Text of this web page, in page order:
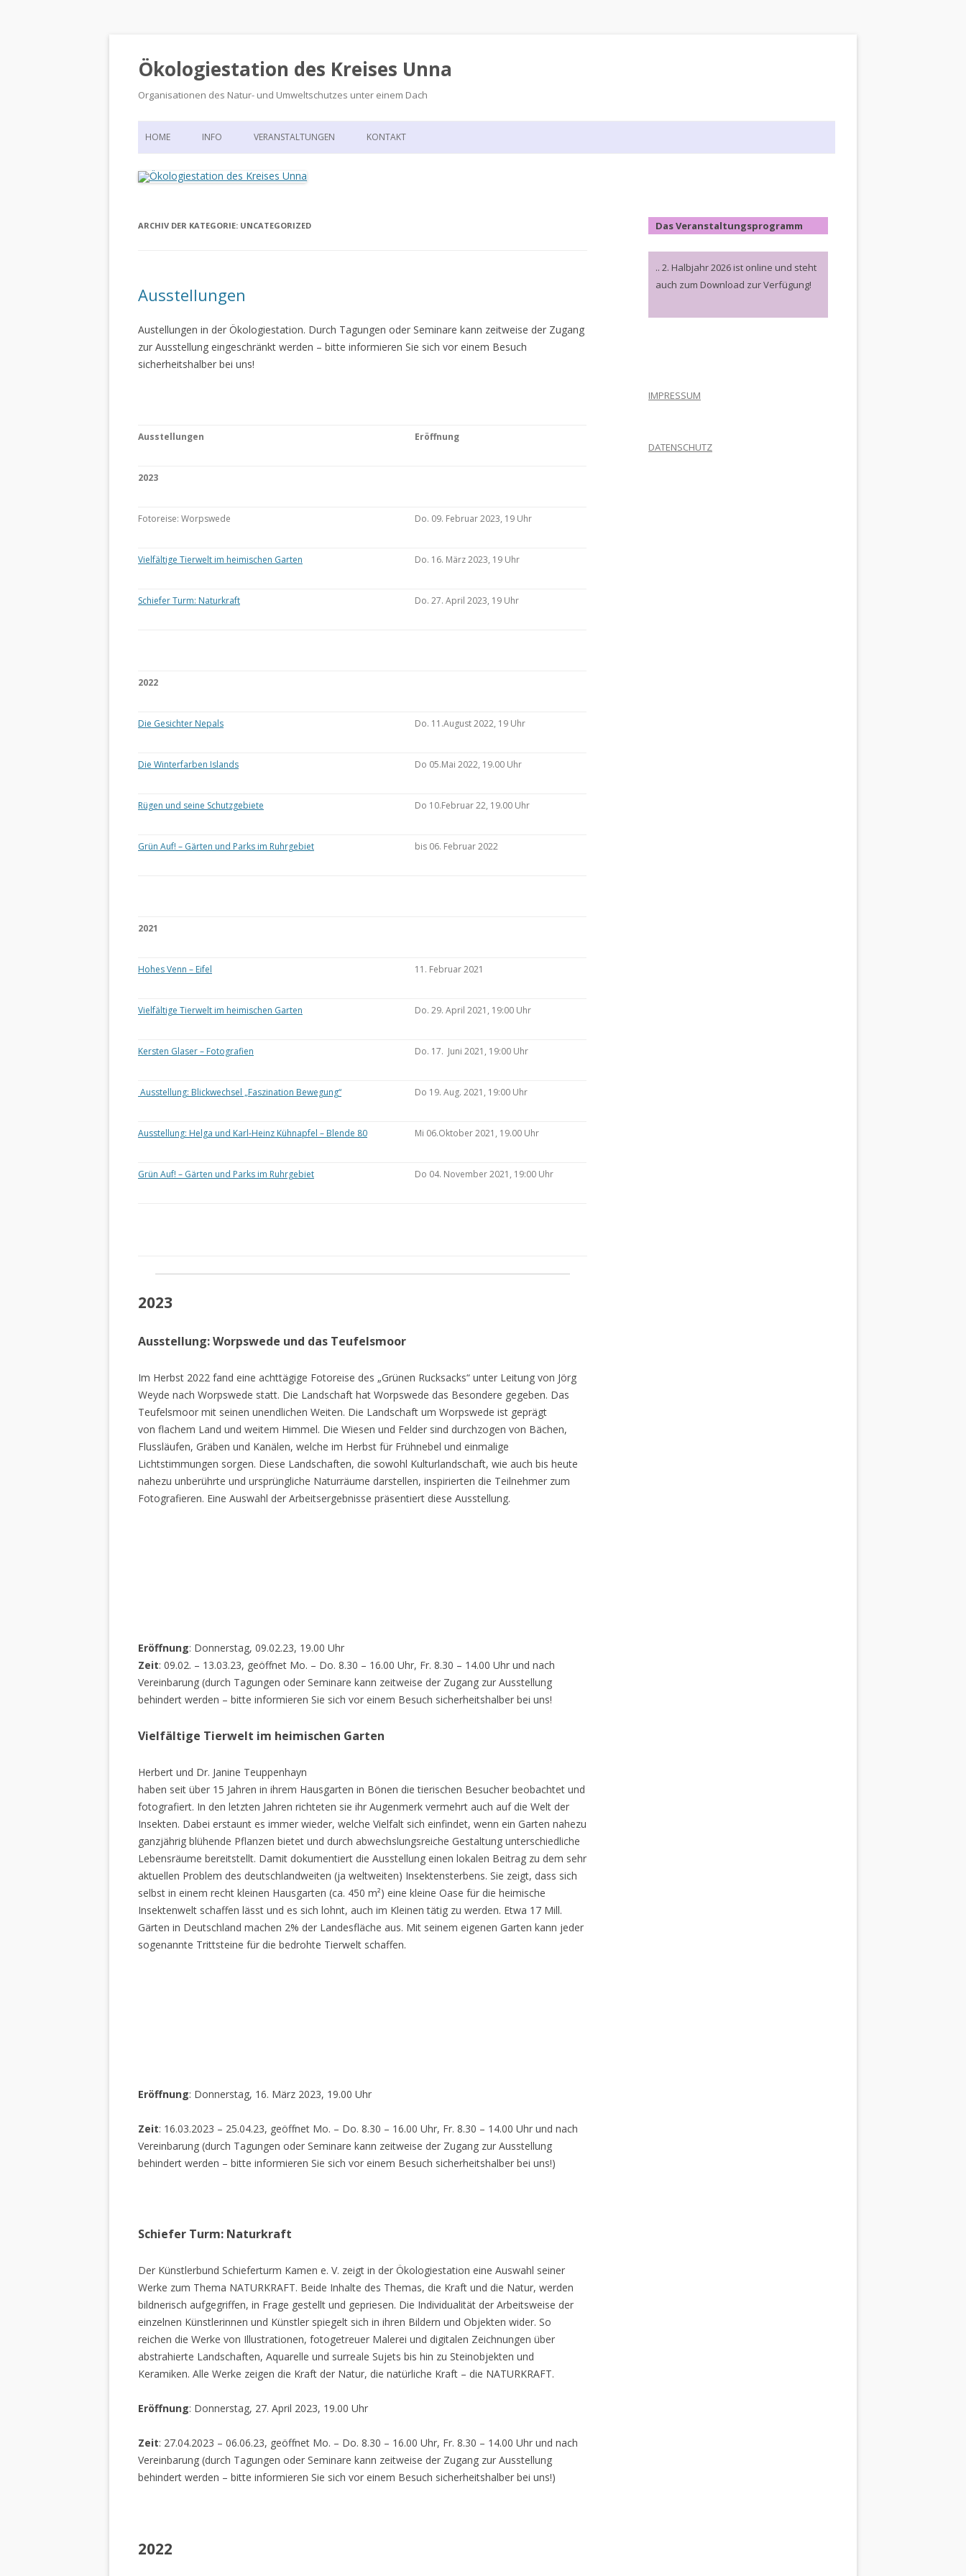
Ökologiestation des Kreises Unna
Organisationen des Natur- und Umweltschutzes unter einem Dach
Zum
HOME INFO VERANSTALTUNGEN KONTAKT
ARCHIV DER KATEGORIE: UNCATEGORIZED
Ausstellungen
Austellungen in der Ökologiestation. Durch Tagungen oder Seminare kann zeitweise der Zugang
zur Ausstellung eingeschränkt werden – bitte informieren Sie sich vor einem Besuch
sicherheitshalber bei uns!
Ausstellungen Eröffnung
2023
Fotoreise: Worpswede Do. 09. Februar 2023, 19 Uhr
Vielfältige Tierwelt im heimischen Garten Do. 16. März 2023, 19 Uhr
Schiefer Turm: Naturkraft Do. 27. April 2023, 19 Uhr
2022
Die Gesichter Nepals Do. 11.August 2022, 19 Uhr
Die Winterfarben Islands Do 05.Mai 2022, 19.00 Uhr
Rügen und seine Schutzgebiete Do 10.Februar 22, 19.00 Uhr
Grün Auf! – Gärten und Parks im Ruhrgebiet bis 06. Februar 2022
2021
Hohes Venn – Eifel 11. Februar 2021
Vielfältige Tierwelt im heimischen Garten Do. 29. April 2021, 19:00 Uhr
Kersten Glaser – Fotografien Do. 17. Juni 2021, 19:00 Uhr
Ausstellung: Blickwechsel „Faszination Bewegung“ Do 19. Aug. 2021, 19:00 Uhr
Ausstellung: Helga und Karl-Heinz Kühnapfel – Blende 80 Mi 06.Oktober 2021, 19.00 Uhr
Grün Auf! – Gärten und Parks im Ruhrgebiet Do 04. November 2021, 19:00 Uhr
2023
Ausstellung: Worpswede und das Teufelsmoor
Im Herbst 2022 fand eine achttägige Fotoreise des „Grünen Rucksacks“ unter Leitung von Jörg
Weyde nach Worpswede statt. Die Landschaft hat Worpswede das Besondere gegeben. Das
Teufelsmoor mit seinen unendlichen Weiten. Die Landschaft um Worpswede ist geprägt
von flachem Land und weitem Himmel. Die Wiesen und Felder sind durchzogen von Bächen,
Flussläufen, Gräben und Kanälen, welche im Herbst für Frühnebel und einmalige
Lichtstimmungen sorgen. Diese Landschaften, die sowohl Kulturlandschaft, wie auch bis heute
nahezu unberührte und ursprüngliche Naturräume darstellen, inspirierten die Teilnehmer zum
Fotografieren. Eine Auswahl der Arbeitsergebnisse präsentiert diese Ausstellung.
Eröffnung: Donnerstag, 09.02.23, 19.00 Uhr
Zeit: 09.02. – 13.03.23, geöffnet Mo. – Do. 8.30 – 16.00 Uhr, Fr. 8.30 – 14.00 Uhr und nach
Vereinbarung (durch Tagungen oder Seminare kann zeitweise der Zugang zur Ausstellung
behindert werden – bitte informieren Sie sich vor einem Besuch sicherheitshalber bei uns!
Vielfältige Tierwelt im heimischen Garten
Herbert und Dr. Janine Teuppenhayn
haben seit über 15 Jahren in ihrem Hausgarten in Bönen die tierischen Besucher beobachtet und
fotografiert. In den letzten Jahren richteten sie ihr Augenmerk vermehrt auch auf die Welt der
Insekten. Dabei erstaunt es immer wieder, welche Vielfalt sich einfindet, wenn ein Garten nahezu
ganzjährig blühende Pflanzen bietet und durch abwechslungsreiche Gestaltung unterschiedliche
Lebensräume bereitstellt. Damit dokumentiert die Ausstellung einen lokalen Beitrag zu dem sehr
aktuellen Problem des deutschlandweiten (ja weltweiten) Insektensterbens. Sie zeigt, dass sich
selbst in einem recht kleinen Hausgarten (ca. 450 m²) eine kleine Oase für die heimische
Insektenwelt schaffen lässt und es sich lohnt, auch im Kleinen tätig zu werden. Etwa 17 Mill.
Gärten in Deutschland machen 2% der Landesfläche aus. Mit seinem eigenen Garten kann jeder
sogenannte Trittsteine für die bedrohte Tierwelt schaffen.
Eröffnung: Donnerstag, 16. März 2023, 19.00 Uhr
Zeit: 16.03.2023 – 25.04.23, geöffnet Mo. – Do. 8.30 – 16.00 Uhr, Fr. 8.30 – 14.00 Uhr und nach
Vereinbarung (durch Tagungen oder Seminare kann zeitweise der Zugang zur Ausstellung
behindert werden – bitte informieren Sie sich vor einem Besuch sicherheitshalber bei uns!)
Schiefer Turm: Naturkraft
Der Künstlerbund Schieferturm Kamen e. V. zeigt in der Ökologiestation eine Auswahl seiner
Werke zum Thema NATURKRAFT. Beide Inhalte des Themas, die Kraft und die Natur, werden
bildnerisch aufgegriffen, in Frage gestellt und gepriesen. Die Individualität der Arbeitsweise der
einzelnen Künstlerinnen und Künstler spiegelt sich in ihren Bildern und Objekten wider. So
reichen die Werke von Illustrationen, fotogetreuer Malerei und digitalen Zeichnungen über
abstrahierte Landschaften, Aquarelle und surreale Sujets bis hin zu Steinobjekten und
Keramiken. Alle Werke zeigen die Kraft der Natur, die natürliche Kraft – die NATURKRAFT.
Eröffnung: Donnerstag, 27. April 2023, 19.00 Uhr
Zeit: 27.04.2023 – 06.06.23, geöffnet Mo. – Do. 8.30 – 16.00 Uhr, Fr. 8.30 – 14.00 Uhr und nach
Vereinbarung (durch Tagungen oder Seminare kann zeitweise der Zugang zur Ausstellung
behindert werden – bitte informieren Sie sich vor einem Besuch sicherheitshalber bei uns!)
2022
Das Veranstaltungsprogramm
.. 2. Halbjahr 2026 ist online und steht
auch zum Download zur Verfügung!
IMPRESSUM
DATENSCHUTZ